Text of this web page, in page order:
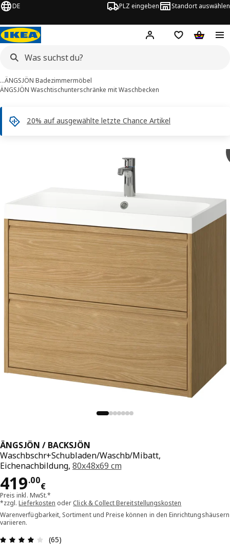
DE PLZ eingeben Standort auswählen
Hej! Hier einloggen
Merkzettel
…ÄNGSJÖN Badezimmermöbel
ÄNGSJÖN Waschtischunterschränke mit Waschbecken
20% auf ausgewählte letzte Chance Artikel
ÄNGSJÖN / BACKSJÖN
Waschbschr+Schubladen/Waschb/Mibatt,
Eichenachbildung,80x48x69 cm
419.00
€
Preis 419.00€
Preis inkl. MwSt.*
*zzgl.Lieferkosten oder Click & Collect Bereitstellungskosten
Warenverfügbarkeit, Sortiment und Preise können in den Einrichtungshäusern
variieren.
Bewertung: 4.1 von 5 Sterne Alle Bewertungen:
(65)